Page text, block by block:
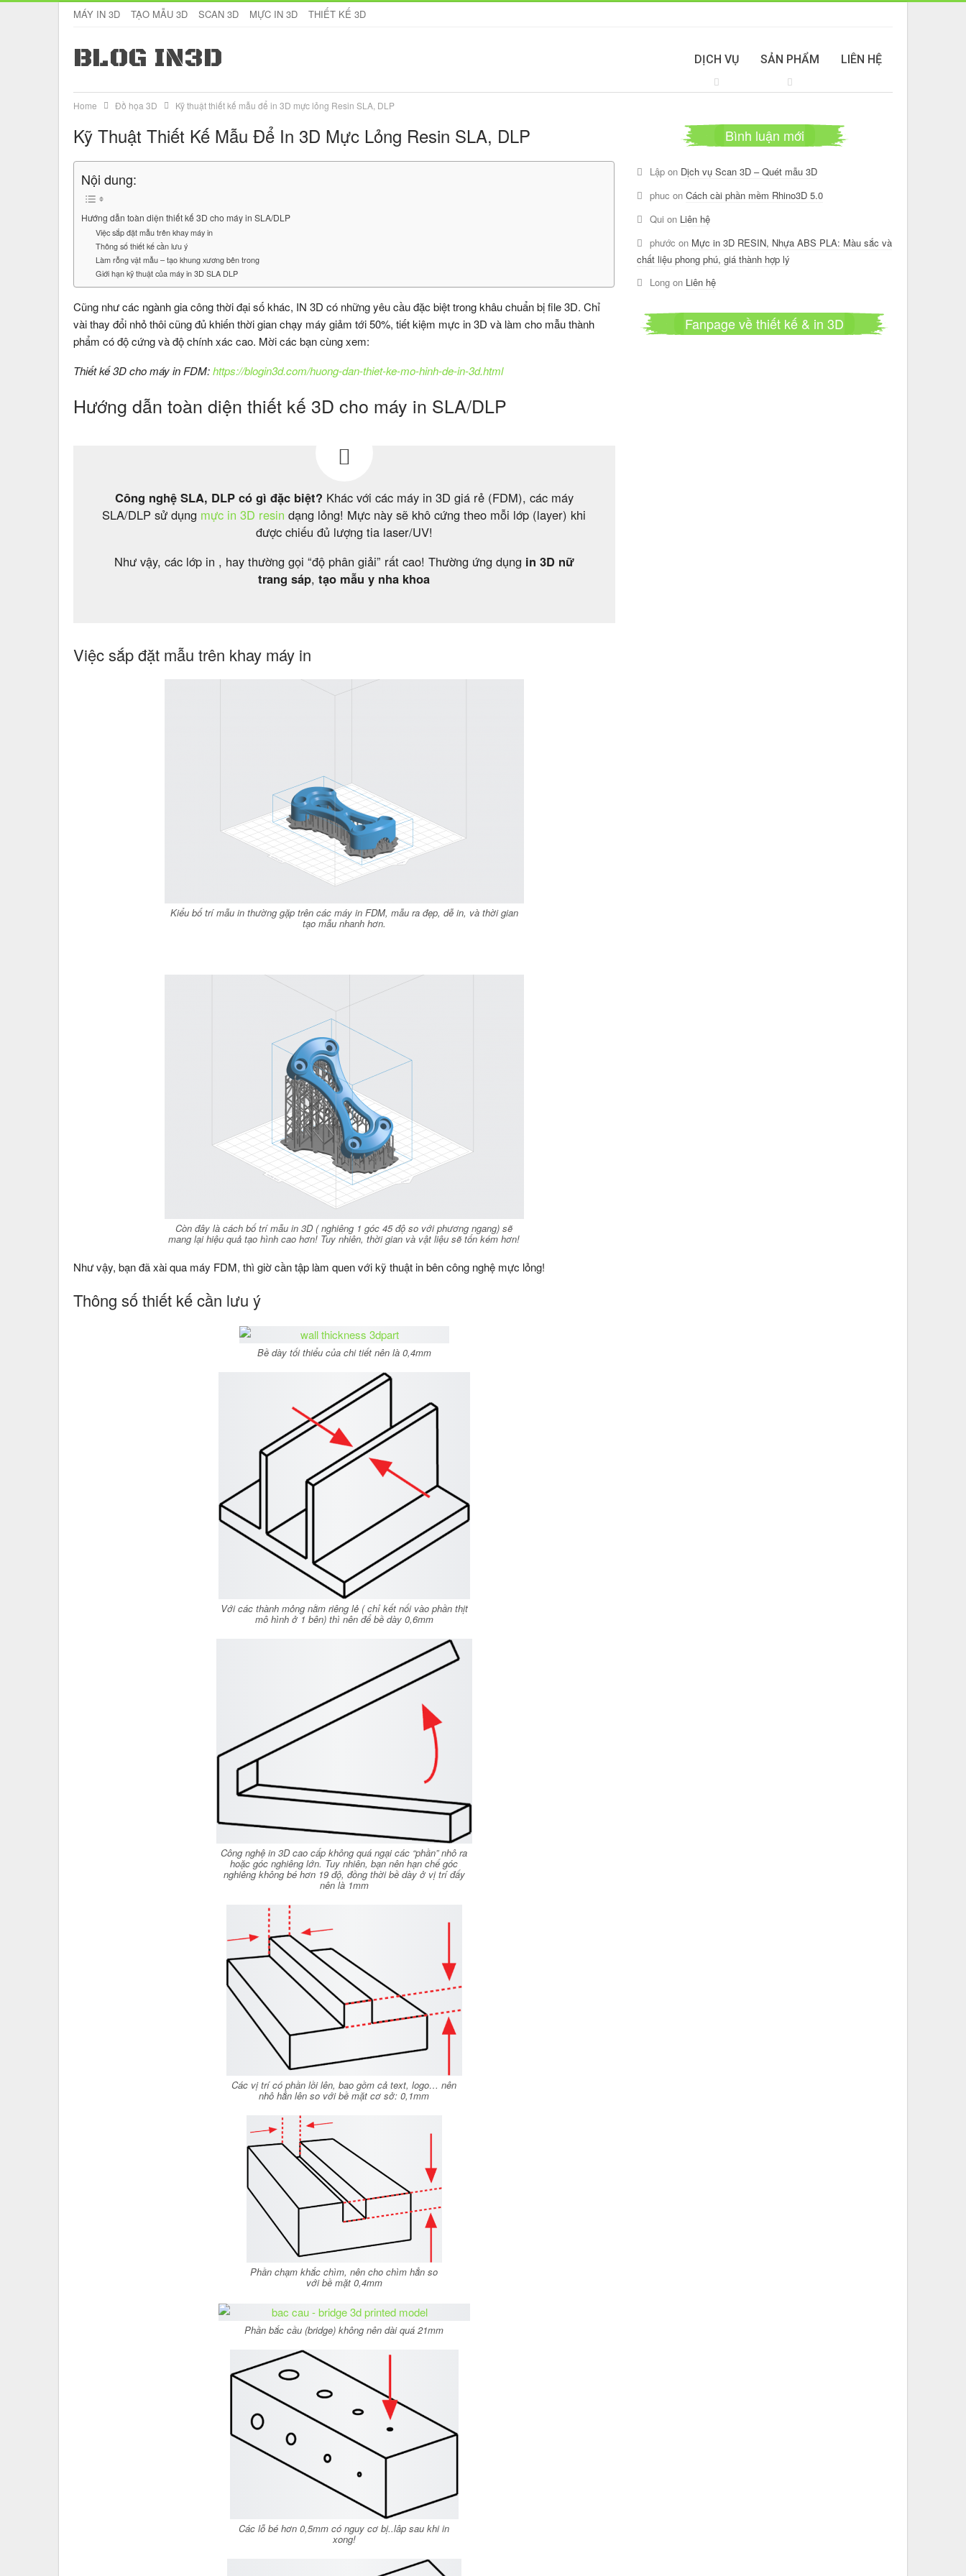
MÁY IN 3D TẠO MẪU 3D SCAN 3D MỰC IN 3D THIẾT KẾ 3D
BLOG IN3D DỊCH VỤ SẢN PHẨM LIÊN HỆ
Home Đồ họa 3D Kỹ thuật thiết kế mẫu để in 3D mực lỏng Resin SLA, DLP
Kỹ Thuật Thiết Kế Mẫu Để In 3D Mực Lỏng Resin SLA, DLP
Nội dung:
Hướng dẫn toàn diện thiết kế 3D cho máy in SLA/DLP
Việc sắp đặt mẫu trên khay máy in
Thông số thiết kế cần lưu ý
Làm rỗng vật mẫu – tạo khung xương bên trong
Giới hạn kỹ thuật của máy in 3D SLA DLP
Cũng như các ngành gia công thời đại số khác, IN 3D có những yêu cầu đặc biệt trong khâu chuẩn bị file 3D. Chỉ
vài thay đổi nhỏ thôi cũng đủ khiến thời gian chạy máy giảm tới 50%, tiết kiệm mực in 3D và làm cho mẫu thành
phẩm có độ cứng và độ chính xác cao. Mời các bạn cùng xem:
Thiết kế 3D cho máy in FDM:https://blogin3d.com/huong-dan-thiet-ke-mo-hinh-de-in-3d.html
Hướng dẫn toàn diện thiết kế 3D cho máy in SLA/DLP
Công nghệ SLA, DLP có gì đặc biệt? Khác với các máy in 3D giá rẻ (FDM), các máy
SLA/DLP sử dụng mực in 3D resin dạng lỏng! Mực này sẽ khô cứng theo mỗi lớp (layer) khi
được chiếu đủ lượng tia laser/UV!
Như vậy, các lớp in , hay thường gọi “độ phân giải” rất cao! Thường ứng dụng in 3D nữ
trang sáp,tạo mẫu y nha khoa
Việc sắp đặt mẫu trên khay máy in
Kiểu bố trí mẫu in thường gặp trên các máy in FDM, mẫu ra đẹp, dễ in, và thời gian
tạo mẫu nhanh hơn.
Còn đây là cách bố trí mẫu in 3D ( nghiêng 1 góc 45 độ so với phương ngang) sẽ
mang lại hiệu quả tạo hình cao hơn! Tuy nhiên, thời gian và vật liệu sẽ tốn kém hơn!
Như vậy, bạn đã xài qua máy FDM, thì giờ cần tập làm quen với kỹ thuật in bên công nghệ mực lỏng!
Thông số thiết kế cần lưu ý
Bề dày tối thiểu của chi tiết nên là 0,4mm
Với các thành mỏng nằm riêng lẻ ( chỉ kết nối vào phần thịt
mô hình ở 1 bên) thì nên để bề dày 0,6mm
Công nghệ in 3D cao cấp không quá ngại các “phần” nhô ra
hoặc góc nghiêng lớn. Tuy nhiên, bạn nên hạn chế góc
nghiêng không bé hơn 19 độ, đồng thời bề dày ở vị trí đấy
nên là 1mm
Các vị trí có phần lồi lên, bao gồm cả text, logo… nên
nhô hẳn lên so với bề mặt cơ sở: 0,1mm
Phần chạm khắc chìm, nên cho chìm hẳn so
với bề mặt 0,4mm
Phần bắc cầu (bridge) không nên dài quá 21mm
Các lỗ bé hơn 0,5mm có nguy cơ bị..lâp sau khi in
xong!
Bình luận mới
Lậpon Dịch vụ Scan 3D – Quét mẫu 3D
phuc on Cách cài phần mềm Rhino3D 5.0
Qui on Liên hệ
phước on Mực in 3D RESIN, Nhựa ABS PLA: Màu sắc và
chất liệu phong phú, giá thành hợp lý
Longon Liên hệ
Fanpage về thiết kế & in 3D